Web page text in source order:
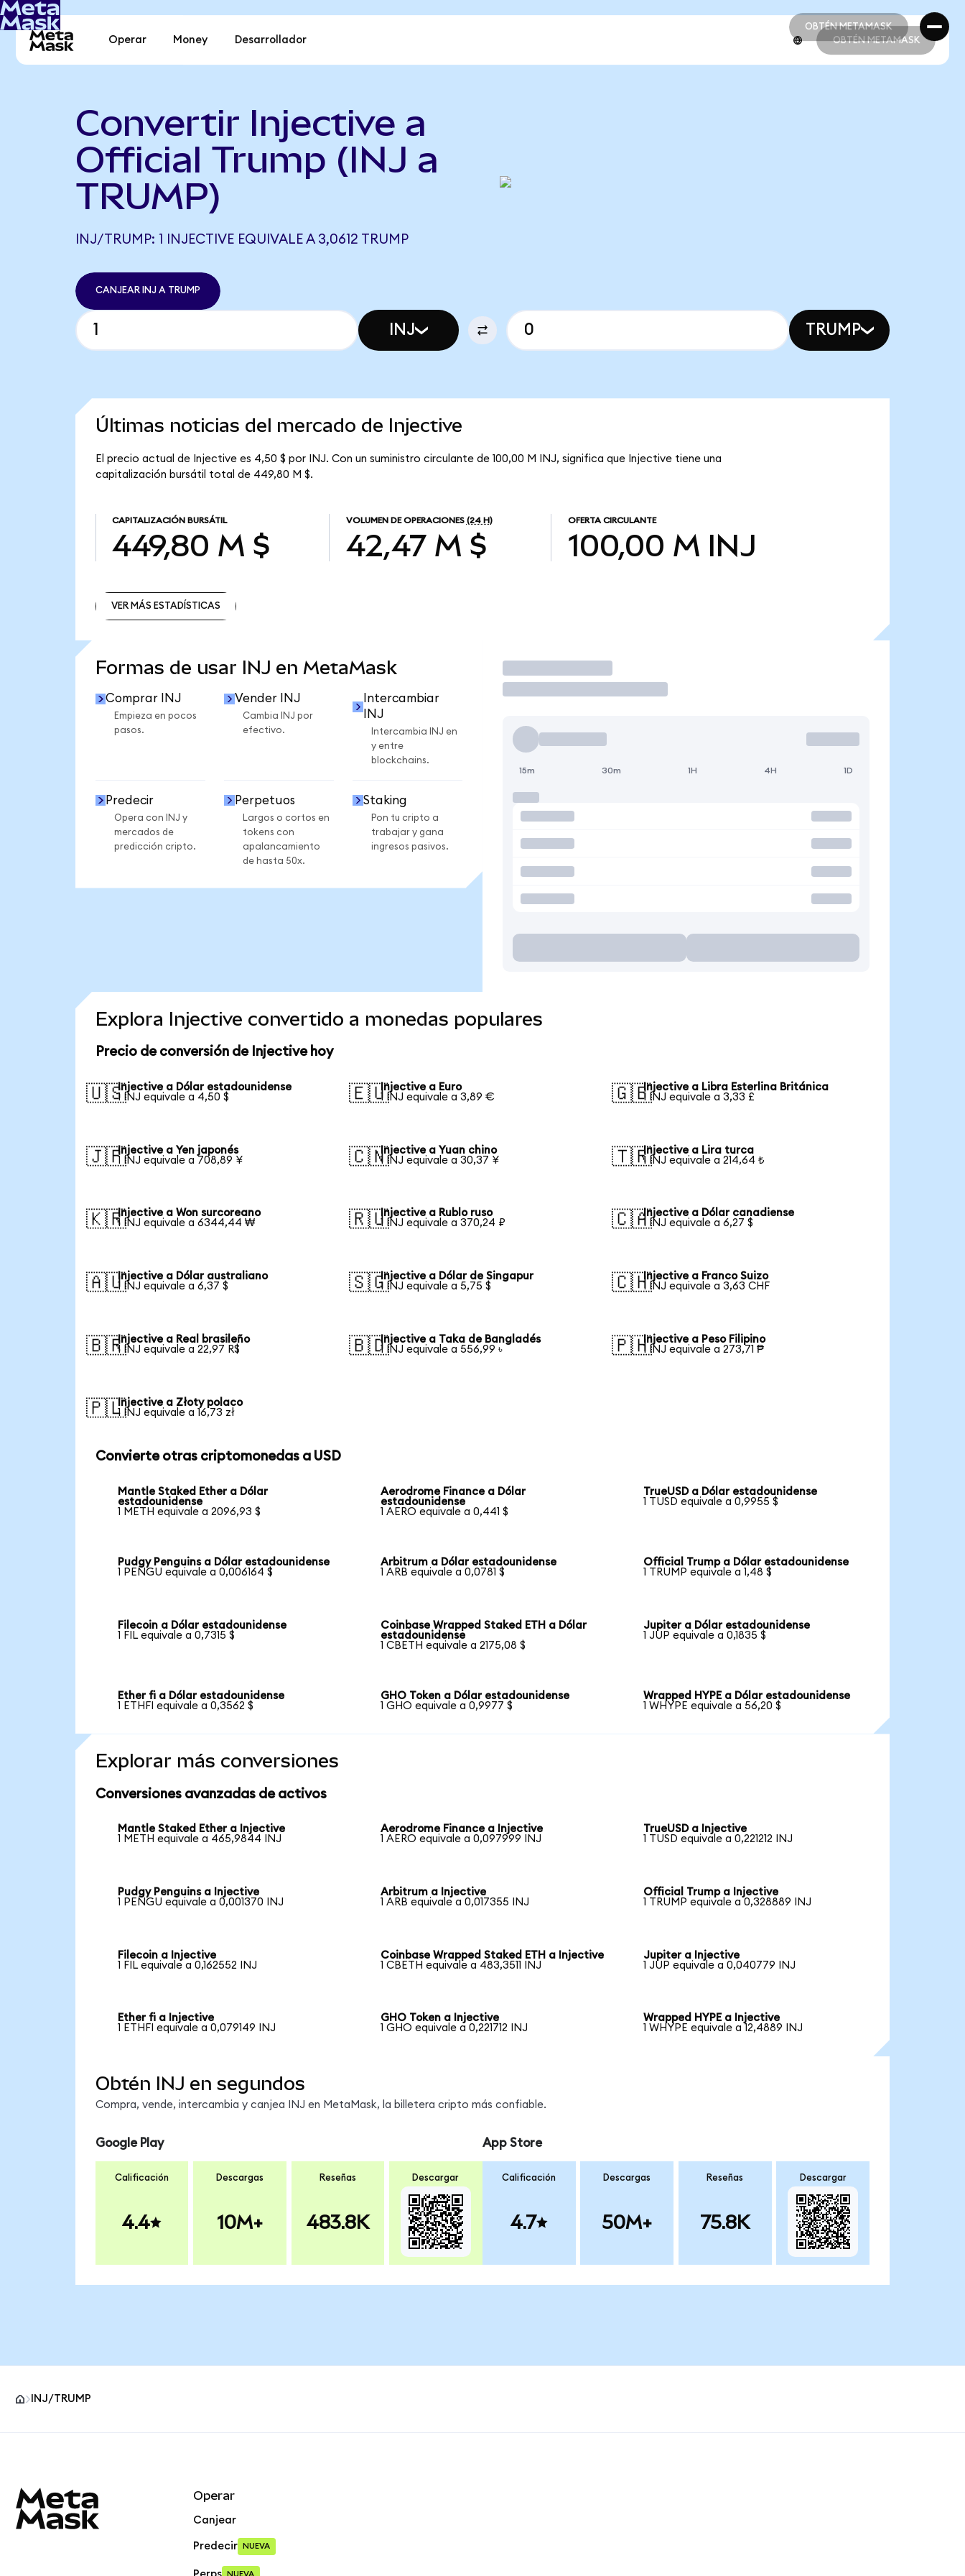
OBTÉN METAMASK
OBTÉN METAMASK
Operar Money Desarrollador OBTÉN METAMASK
Convertir Injective a
Official Trump (INJ a
TRUMP)
INJ/TRUMP: 1 INJECTIVE EQUIVALE A 3,0612 TRUMP
CANJEAR INJ A TRUMP
INJ TRUMP
Últimas noticias del mercado de Injective
El precio actual de Injective es 4,50 $ por INJ. Con un suministro circulante de 100,00 M INJ, significa que Injective tiene una
capitalización bursátil total de 449,80 M $.
CAPITALIZACIÓN BURSÁTIL
449,80 M $
VOLUMEN DE OPERACIONES (24 H)
42,47 M $
OFERTA CIRCULANTE
100,00 M INJ
VER MÁS ESTADÍSTICAS
Formas de usar INJ en MetaMask
Comprar INJ
Empieza en pocos
pasos.
Vender INJ
Cambia INJ por
efectivo.
Intercambiar
INJ
Intercambia INJ en
y entre
blockchains.
Predecir
Opera con INJ y
mercados de
predicción cripto.
Perpetuos
Largos o cortos en
tokens con
apalancamiento
de hasta 50x.
Staking
Pon tu cripto a
trabajar y gana
ingresos pasivos.
Operar
15m 30m 1H 4H 1D
Explora Injective convertido a monedas populares
Precio de conversión de Injective hoy
🇺🇸Injective a Dólar estadounidense
1 INJ equivale a 4,50 $
🇪🇺Injective a Euro
1 INJ equivale a 3,89 €
🇬🇧Injective a Libra Esterlina Británica
1 INJ equivale a 3,33 £
🇯🇵Injective a Yen japonés
1 INJ equivale a 708,89 ¥
🇨🇳Injective a Yuan chino
1 INJ equivale a 30,37 ¥
🇹🇷Injective a Lira turca
1 INJ equivale a 214,64 ₺
🇰🇷Injective a Won surcoreano
1 INJ equivale a 6344,44 ₩
🇷🇺Injective a Rublo ruso
1 INJ equivale a 370,24 ₽
🇨🇦Injective a Dólar canadiense
1 INJ equivale a 6,27 $
🇦🇺Injective a Dólar australiano
1 INJ equivale a 6,37 $
🇸🇬Injective a Dólar de Singapur
1 INJ equivale a 5,75 $
🇨🇭Injective a Franco Suizo
1 INJ equivale a 3,63 CHF
🇧🇷Injective a Real brasileño
1 INJ equivale a 22,97 R$
🇧🇩Injective a Taka de Bangladés
1 INJ equivale a 556,99 ৳
🇵🇭Injective a Peso Filipino
1 INJ equivale a 273,71 ₱
🇵🇱Injective a Złoty polaco
1 INJ equivale a 16,73 zł
Convierte otras criptomonedas a USD
Mantle Staked Ether a Dólar
estadounidense
1 METH equivale a 2096,93 $
Aerodrome Finance a Dólar
estadounidense
1 AERO equivale a 0,441 $
TrueUSD a Dólar estadounidense
1 TUSD equivale a 0,9955 $
Pudgy Penguins a Dólar estadounidense
1 PENGU equivale a 0,006164 $
Arbitrum a Dólar estadounidense
1 ARB equivale a 0,0781 $
Official Trump a Dólar estadounidense
1 TRUMP equivale a 1,48 $
Filecoin a Dólar estadounidense
1 FIL equivale a 0,7315 $
Coinbase Wrapped Staked ETH a Dólar
estadounidense
1 CBETH equivale a 2175,08 $
Jupiter a Dólar estadounidense
1 JUP equivale a 0,1835 $
Ether fi a Dólar estadounidense
1 ETHFI equivale a 0,3562 $
GHO Token a Dólar estadounidense
1 GHO equivale a 0,9977 $
Wrapped HYPE a Dólar estadounidense
1 WHYPE equivale a 56,20 $
Explorar más conversiones
Conversiones avanzadas de activos
Mantle Staked Ether a Injective
1 METH equivale a 465,9844 INJ
Aerodrome Finance a Injective
1 AERO equivale a 0,097999 INJ
TrueUSD a Injective
1 TUSD equivale a 0,221212 INJ
Pudgy Penguins a Injective
1 PENGU equivale a 0,001370 INJ
Arbitrum a Injective
1 ARB equivale a 0,017355 INJ
Official Trump a Injective
1 TRUMP equivale a 0,328889 INJ
Filecoin a Injective
1 FIL equivale a 0,162552 INJ
Coinbase Wrapped Staked ETH a Injective
1 CBETH equivale a 483,3511 INJ
Jupiter a Injective
1 JUP equivale a 0,040779 INJ
Ether fi a Injective
1 ETHFI equivale a 0,079149 INJ
GHO Token a Injective
1 GHO equivale a 0,221712 INJ
Wrapped HYPE a Injective
1 WHYPE equivale a 12,4889 INJ
Obtén INJ en segundos
Compra, vende, intercambia y canjea INJ en MetaMask, la billetera cripto más confiable.
Google Play
Calificación
4.4
Descargas
10M+
Reseñas
483.8K
Descargar
App Store
Calificación
4.7
Descargas
50M+
Reseñas
75.8K
Descargar
INJ/TRUMP
Operar
Canjear
Predecir NUEVA
NUEVA